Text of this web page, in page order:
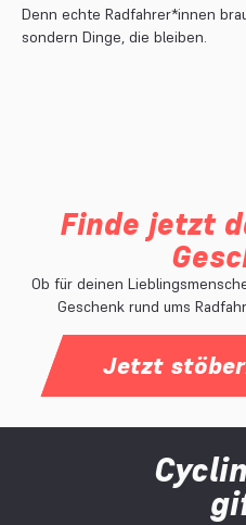
Denn echte Radfahrer*innen
sondern Dinge, die bleiben.
Finde jetzt
Ob für deinen
Geschenk rund ums
Jetzt